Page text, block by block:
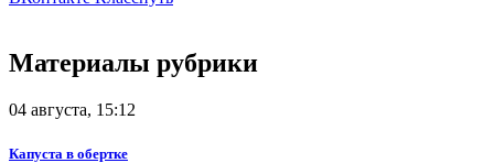
Материалы рубрики
04 августа, 15:12
Капуста в обертке